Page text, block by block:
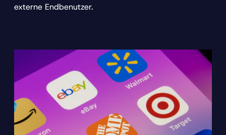
externe Endbenutzer.